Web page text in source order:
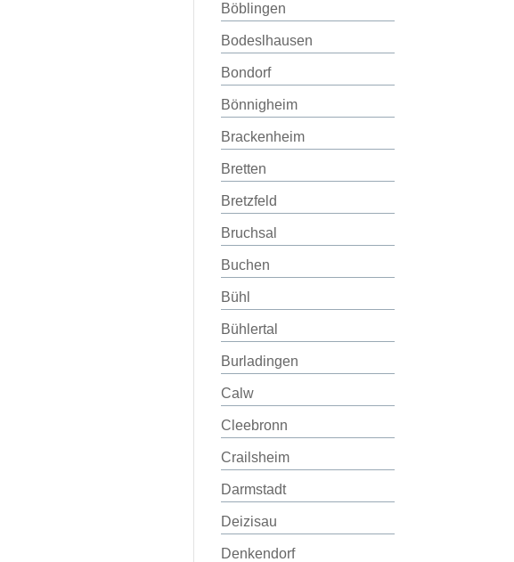
Böblingen
Bodeslhausen
Bondorf
Bönnigheim
Brackenheim
Bretten
Bretzfeld
Bruchsal
Buchen
Bühl
Bühlertal
Burladingen
Calw
Cleebronn
Crailsheim
Darmstadt
Deizisau
Denkendorf